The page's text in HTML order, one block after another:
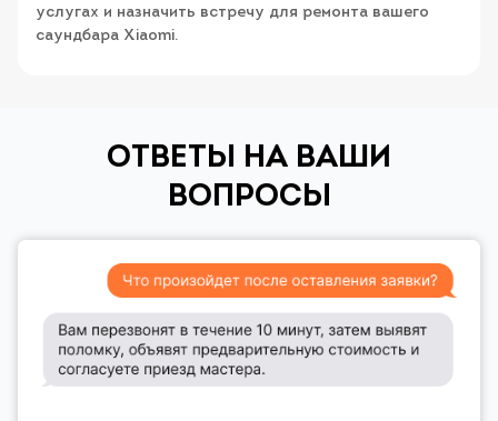
услугах и назначить встречу для ремонта вашего
саундбара Xiaomi.
ОТВЕТЫ НА ВАШИ
ВОПРОСЫ